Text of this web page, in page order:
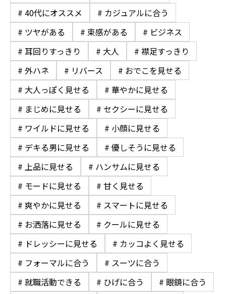
# 40代にオススメ
# カジュアルに合う
# ツヤがある
# 束感がある
# ビジネス
# 耳回りすっきり
# 大人
# 襟足すっきり
# 外ハネ
# リバース
# おでこを見せる
# 大人っぽく見せる
# 華やかに見せる
# まじめに見せる
# セクシーに見せる
# ワイルドに見せる
# 小顔に見せる
# デキる男に見せる
# 優しそうに見せる
# 上品に見せる
# ハンサムに見せる
# モードに見せる
# 甘く見せる
# 爽やかに見せる
# スマートに見せる
# お洒落に見せる
# クールに見せる
# ドレッシーに見せる
# カッコよく見せる
# フォーマルに合う
# スーツに合う
# 就職活動できる
# ひげに合う
# 眼鏡に合う